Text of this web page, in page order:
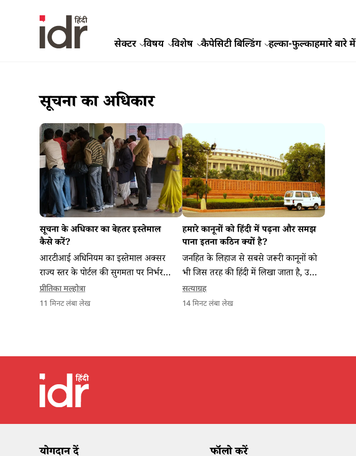
सेक्टर विषय विशेष कैपेसिटी बिल्डिंग हल्का-फुल्काहमारे बारे में
सूचना का अधिकार
सूचना के अधिकार का बेहतर इस्तेमाल
कैसे करें?​
आरटीआई अधिनियम का इस्तेमाल अक्सर
राज्य स्तर के पोर्टल की सुगमता पर निर्भर
होता है। प्रस्तुत हैं आरटीआई दाखिल करने के
कुछ प्रभावी सुझाव, जिनसे व्यापक बदलावों
प्रीतिका मल्होत्रा
11 मिनट लंबा लेख
हमारे कानूनों को हिंदी में पढ़ना और समझ
पाना इतना कठिन क्यों है?
जनहित के लिहाज से सबसे जरूरी कानूनों को
भी जिस तरह की हिंदी में लिखा जाता है, उसे
समझने के लिए आम लोग तो छोड़िए हिंदी के
जानकारों को भी कई बार शब्दकोश देखना पड़
सत्याग्रह
14 मिनट लंबा लेख